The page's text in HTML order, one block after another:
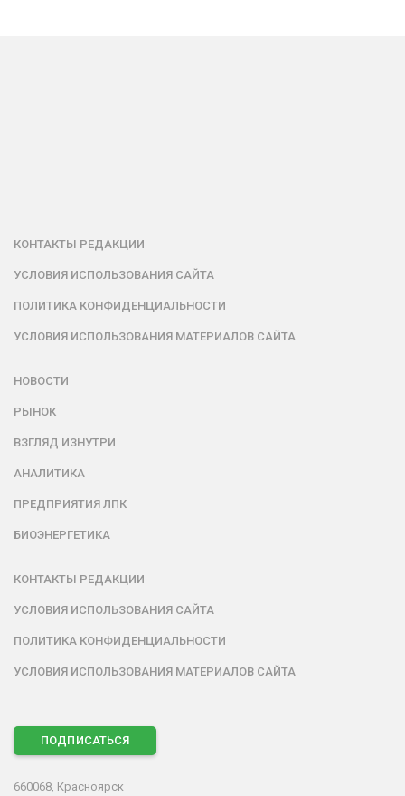
КОНТАКТЫ РЕДАКЦИИ
УСЛОВИЯ ИСПОЛЬЗОВАНИЯ САЙТА
ПОЛИТИКА КОНФИДЕНЦИАЛЬНОСТИ
УСЛОВИЯ ИСПОЛЬЗОВАНИЯ МАТЕРИАЛОВ САЙТА
НОВОСТИ
РЫНОК
ВЗГЛЯД ИЗНУТРИ
АНАЛИТИКА
ПРЕДПРИЯТИЯ ЛПК
БИОЭНЕРГЕТИКА
КОНТАКТЫ РЕДАКЦИИ
УСЛОВИЯ ИСПОЛЬЗОВАНИЯ САЙТА
ПОЛИТИКА КОНФИДЕНЦИАЛЬНОСТИ
УСЛОВИЯ ИСПОЛЬЗОВАНИЯ МАТЕРИАЛОВ САЙТА
ПОДПИСАТЬСЯ
660068, Красноярск